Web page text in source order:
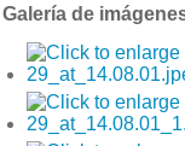
Galería de